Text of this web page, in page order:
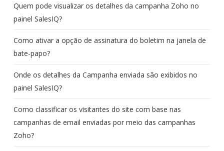
Quem pode visualizar os detalhes da campanha Zoho no
painel SalesIQ?
Como ativar a opção de assinatura do boletim na janela de
bate-papo?
Onde os detalhes da Campanha enviada são exibidos no
painel SalesIQ?
Como classificar os visitantes do site com base nas
campanhas de email enviadas por meio das campanhas
Zoho?